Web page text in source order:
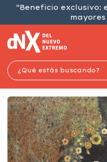
"Beneficio exclusivo:
mayores